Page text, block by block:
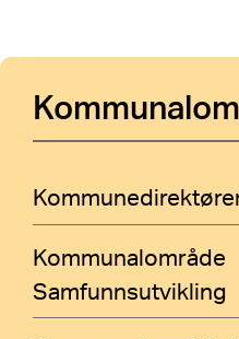
Kommunalområde
Samfunnsutvikling